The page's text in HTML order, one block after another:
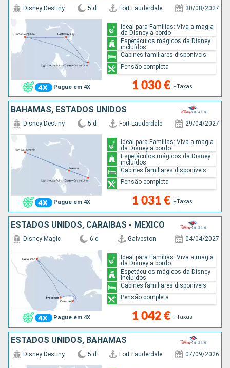
Pague em 4X
Disney Destiny 5 d Fort Lauderdale 30/08/2027
1 030 € +Taxas
Ideal para Famílias: Viva a magia
da Disney a bordo
Espetáculos mágicos da Disney
incluídos
Cabines familiares disponíveis
Pensão completa
BAHAMAS, ESTADOS UNIDOS
Pague em 4X
Disney Destiny 5 d Fort Lauderdale 29/04/2027
1 031 € +Taxas
Ideal para Famílias: Viva a magia
da Disney a bordo
Espetáculos mágicos da Disney
incluídos
Cabines familiares disponíveis
Pensão completa
ESTADOS UNIDOS, CARAIBAS - MEXICO
Pague em 4X
Disney Magic 6 d Galveston 04/04/2027
1 042 € +Taxas
Ideal para Famílias: Viva a magia
da Disney a bordo
Espetáculos mágicos da Disney
incluídos
Cabines familiares disponíveis
Pensão completa
ESTADOS UNIDOS, BAHAMAS
Disney Destiny 5 d Fort Lauderdale 07/09/2026